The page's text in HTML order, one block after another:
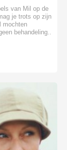
van Mil op de
je trots op zijn
mochten
behandeling..